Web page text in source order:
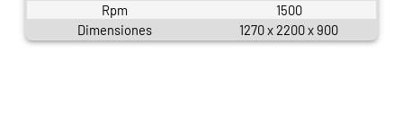
Rpm
1500
Dimensiones
1270 x 2200 x 900